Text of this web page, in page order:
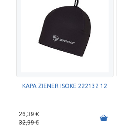
KAPA ZIENER ISOKE 222132 12
26,39 €
32,99 €